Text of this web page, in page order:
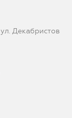
Декабристов